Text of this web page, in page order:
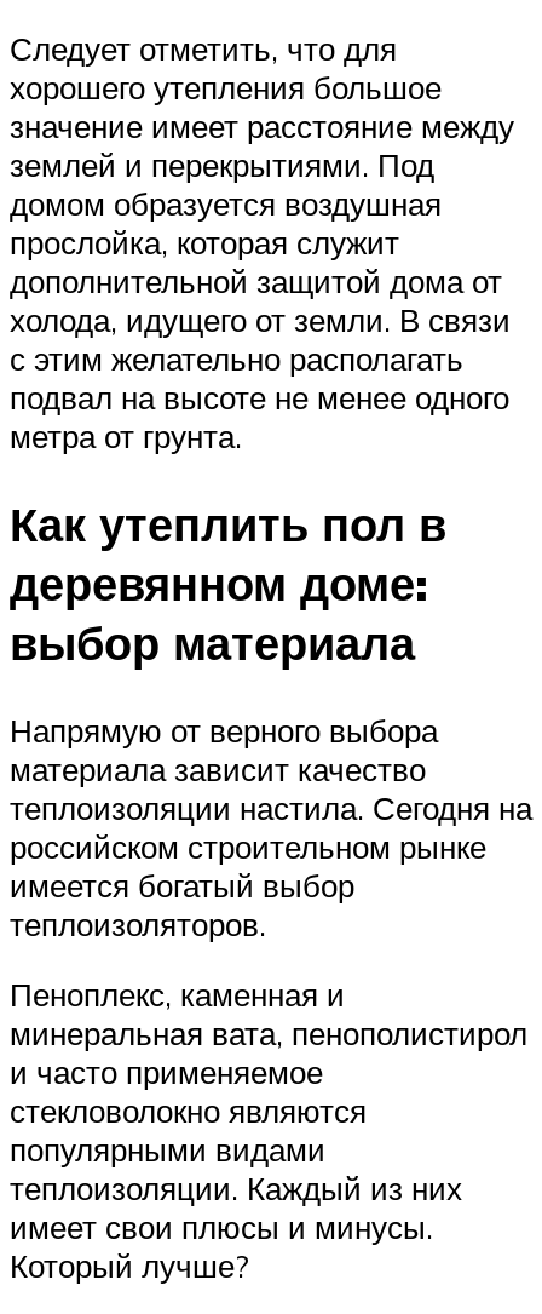
Следует отметить, что для
хорошего утепления большое
значение имеет расстояние между
землей и перекрытиями. Под
домом образуется воздушная
прослойка, которая служит
дополнительной защитой дома от
холода, идущего от земли. В связи
с этим желательно располагать
подвал на высоте не менее одного
метра от грунта.
Как утеплить пол в
деревянном доме:
выбор материала
Напрямую от верного выбора
материала зависит качество
теплоизоляции настила. Сегодня на
российском строительном рынке
имеется богатый выбор
теплоизоляторов.
Пеноплекс, каменная и
минеральная вата, пенополистирол
и часто применяемое
стекловолокно являются
популярными видами
теплоизоляции. Каждый из них
имеет свои плюсы и минусы.
Который лучше?